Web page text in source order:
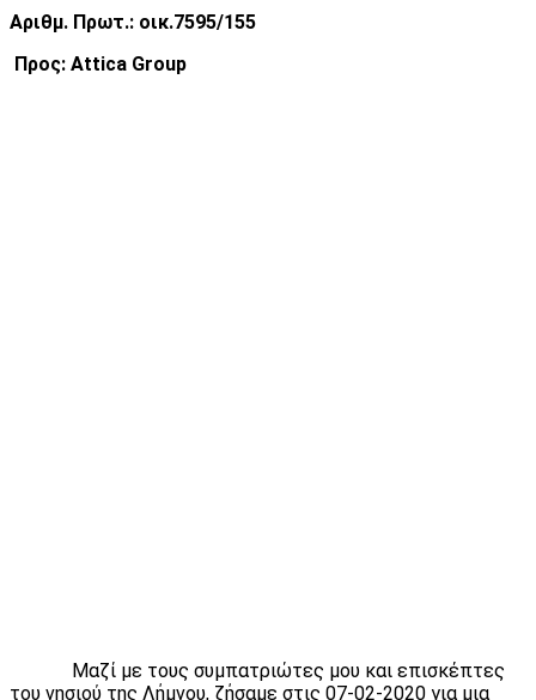
Αριθμ. Πρωτ.: οικ.7595/155
Προς: Attica Group
Μαζί με τους συμπατριώτες μου και επισκέπτες
του νησιού της Λήμνου, ζήσαμε στις 07-02-2020 για μια